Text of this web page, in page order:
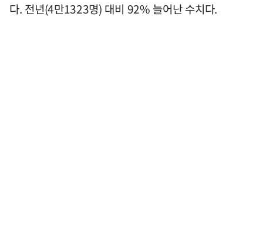
다. 전년(4만1323명) 대비 92% 늘어난 수치다.